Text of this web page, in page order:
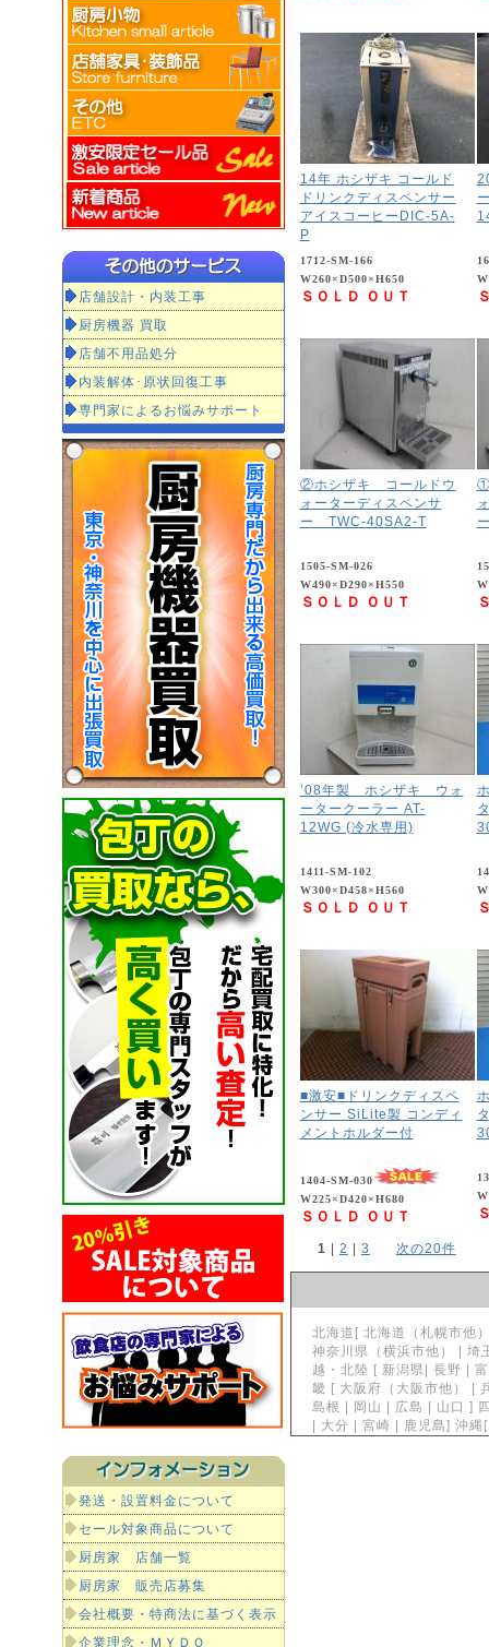
店舗設計・内装工事
厨房機器 買取
店舗不用品処分
内装解体･原状回復工事
専門家によるお悩みサポート
発送・設置料金について
セール対象商品について
厨房家 店舗一覧
厨房家 販売店募集
会社概要・特商法に基づく表示
企業理念・ＭＹＤＯ
14年 ホシザキ コールド
ドリンクディスペンサー
アイスコーヒーDIC-5A-
P
1712-SM-166
W260×D500×H650
ＳＯＬＤ ＯＵＴ
②ホシザキ コールドウ
ォーターディスペンサ
ー TWC-40SA2-T
1505-SM-026
W490×D290×H550
ＳＯＬＤ ＯＵＴ
①
’08年製 ホシザキ ウォ
ータークーラー AT-
12WG (冷水専用)
1411-SM-102
W300×D458×H560
ＳＯＬＤ ＯＵＴ
■激安■ドリンクディスペ
ンサー SiLite製 コンディ
メントホルダー付
1404-SM-030
W225×D420×H680
ＳＯＬＤ ＯＵＴ
1 | 2 | 3 次の20件
北海道[ 北海道（札幌市他
神奈川県（横浜市他） | 埼
越・北陸 [ 新潟県| 長野 |
畿 [ 大阪府（大阪市他） |
島根 | 岡山 | 広島 | 山口 ]
| 大分 | 宮崎 | 鹿児島] 沖